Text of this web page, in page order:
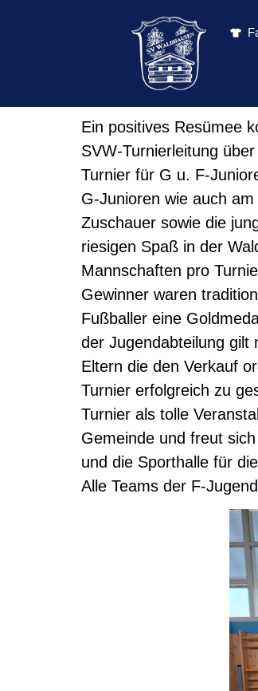
Ein positives Resümee
SVW-Turnierleitung
Turnier für G u. F-
G-Junioren wie auch
Zuschauer sowie die
riesigen Spaß in der
Mannschaften pro
Gewinner waren
Fußballer eine
der Jugendabteilung gilt
Eltern die den Verkauf
Turnier erfolgreich zu
Turnier als tolle
Gemeinde und freut
und die Sporthalle für
Alle Teams der F-Jugend